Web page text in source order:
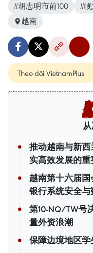
#胡志明市前100
#
越南
Theo dõi VietnamPlus
推动越南与新
实高效发展的
越南第十六届
银行系统安全
第10-NQ/TW号
量外资浪潮
保障边境地区